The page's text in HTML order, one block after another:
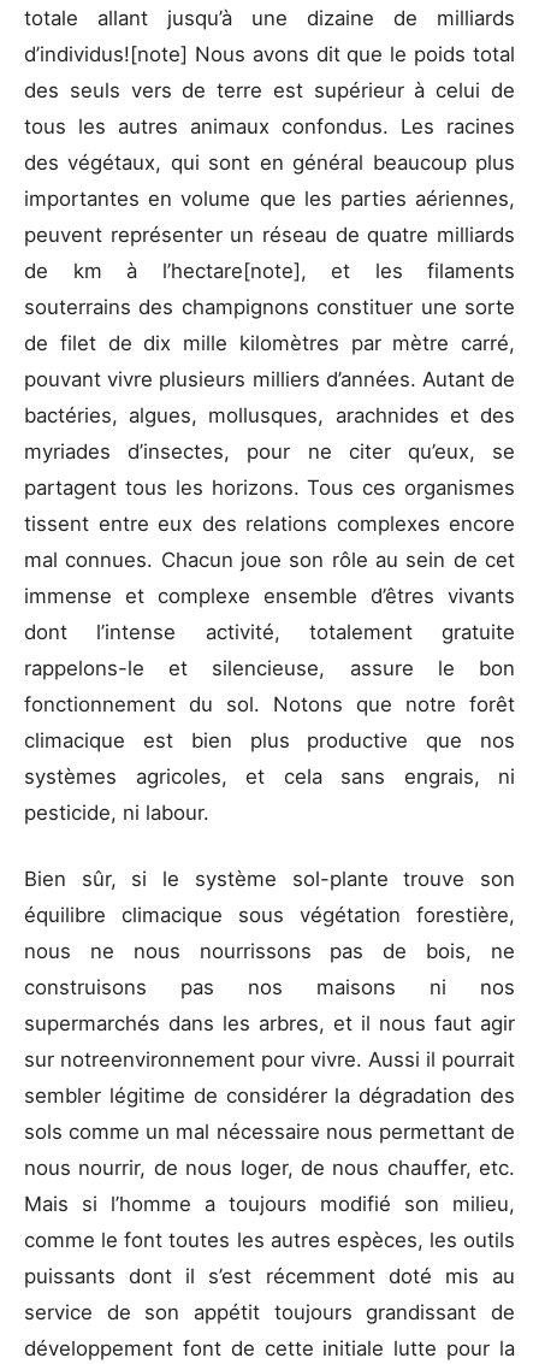
totale allant jusqu’à une dizaine de milliards
d’individus![note] Nous avons dit que le poids total
des seuls vers de terre est supérieur à celui de
tous les autres animaux confondus. Les racines
des végétaux, qui sont en général beaucoup plus
importantes en volume que les parties aériennes,
peuvent représenter un réseau de quatre milliards
de km à l’hectare[note], et les filaments
souterrains des champignons constituer une sorte
de filet de dix mille kilomètres par mètre carré,
pouvant vivre plusieurs milliers d’années. Autant de
bactéries, algues, mollusques, arachnides et des
myriades d’insectes, pour ne citer qu’eux, se
partagent tous les horizons. Tous ces organismes
tissent entre eux des relations complexes encore
mal connues. Chacun joue son rôle au sein de cet
immense et complexe ensemble d’êtres vivants
dont l’intense activité, totalement gratuite
rappelons-le et silencieuse, assure le bon
fonctionnement du sol. Notons que notre forêt
climacique est bien plus productive que nos
systèmes agricoles, et cela sans engrais, ni
pesticide, ni labour.
Bien sûr, si le système sol-plante trouve son
équilibre climacique sous végétation forestière,
nous ne nous nourrissons pas de bois, ne
construisons pas nos maisons ni nos
supermarchés dans les arbres, et il nous faut agir
sur notreenvironnement pour vivre. Aussi il pourrait
sembler légitime de considérer la dégradation des
sols comme un mal nécessaire nous permettant de
nous nourrir, de nous loger, de nous chauffer, etc.
Mais si l’homme a toujours modifié son milieu,
comme le font toutes les autres espèces, les outils
puissants dont il s’est récemment doté mis au
service de son appétit toujours grandissant de
développement font de cette initiale lutte pour la